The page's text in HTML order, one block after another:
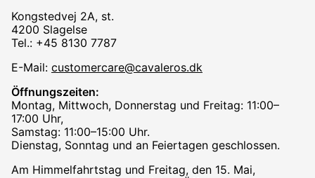
Kongstedvej 2A, st.
4200 Slagelse
Tel.: +45 8130 7787
E-Mail: customercare@cavaleros.dk
Öffnungszeiten:
Montag, Mittwoch, Donnerstag und Freitag: 11:00–
17:00 Uhr,
Samstag: 11:00–15:00 Uhr.
Dienstag, Sonntag und an Feiertagen geschlossen.
Am Himmelfahrtstag und Freitag, den 15. Mai,